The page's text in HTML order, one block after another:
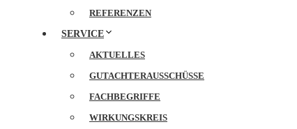
REFERENZEN
SERVICE
AKTUELLES
GUTACHTERAUSSCHÜSSE
FACHBEGRIFFE
WIRKUNGSKREIS